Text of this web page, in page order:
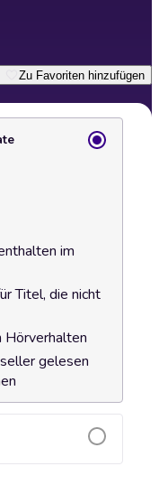
Zu Favoriten hinzufügen
im
Titel, die nicht
Hörverhalten
gelesen